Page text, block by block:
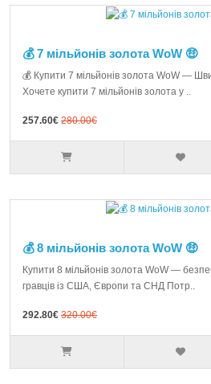
💰 7 мільйонів золота WoW 🤑
💰 Купити 7 мільйонів золота WoW —
Хочете купити 7 мільйонів золота у ..
257.60€ 280.00€
💰 8 мільйонів золота WoW 🤑
Купити 8 мільйонів золота WoW —
гравців із США, Європи та СНД Потр..
292.80€ 320.00€